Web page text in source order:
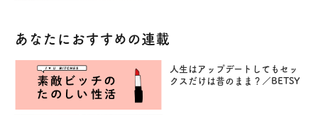
あなたにおすすめの連載
人生はアップデートしてもセッ
クスだけは昔のまま？／BETSY